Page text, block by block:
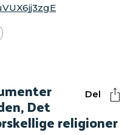
Del
Det
religioner